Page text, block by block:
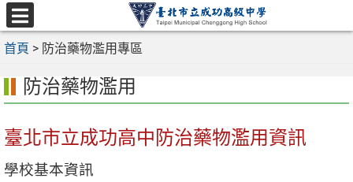
跳
至
主
容
選
單
首頁 > 防治藥物濫用專區
防治藥物濫用
臺北市立成功高中防治藥物濫用資訊
學校基本資訊